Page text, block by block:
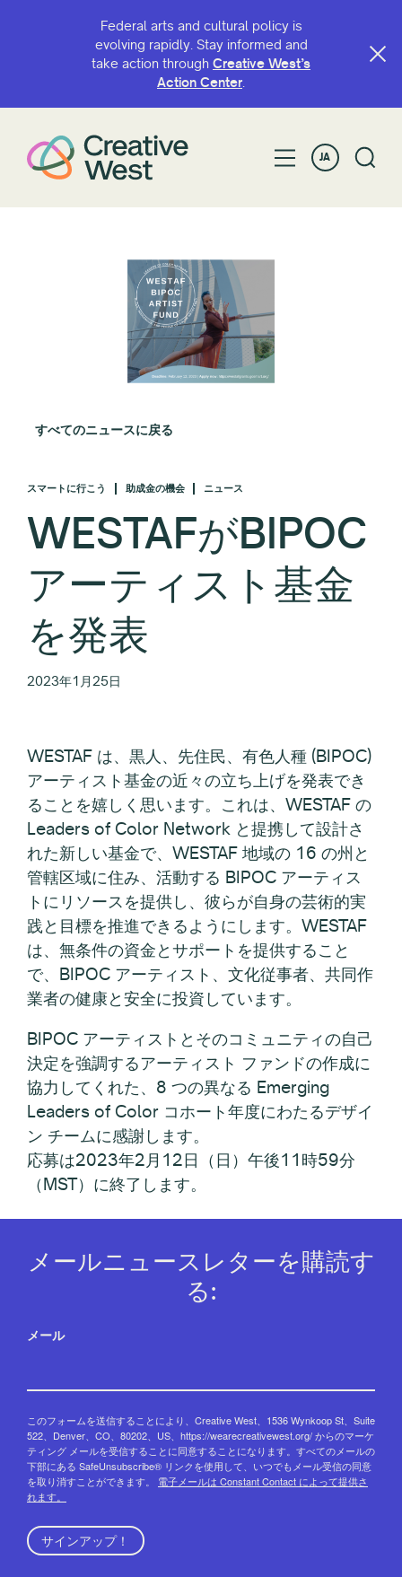
Federal arts and cultural policy is
evolving rapidly. Stay informed and
take action through Creative West’s
Action Center.
JA
すべてのニュースに戻る
スマートに行こう 助成金の機会 ニュース
WESTAFがBIPOC
アーティスト基金
を発表
2023年1月25日
WESTAF は、黒人、先住民、有色人種 (BIPOC)
アーティスト基金の近々の立ち上げを発表でき
ることを嬉しく思います。これは、WESTAF の
Leaders of Color Network と提携して設計さ
れた新しい基金で、WESTAF 地域の 16 の州と
管轄区域に住み、活動する BIPOC アーティス
トにリソースを提供し、彼らが自身の芸術的実
践と目標を推進できるようにします。WESTAF
は、無条件の資金とサポートを提供すること
で、BIPOC アーティスト、文化従事者、共同作
業者の健康と安全に投資しています。
BIPOC アーティストとそのコミュニティの自己
決定を強調するアーティスト ファンドの作成に
協力してくれた、8 つの異なる Emerging
Leaders of Color コホート年度にわたるデザイ
ン チームに感謝します。
応募は2023年2月12日（日）午後11時59分
（MST）に終了します。
メールニュースレターを購読す
る:
メール
このフォームを送信することにより、Creative West、1536 Wynkoop St、Suite
522、Denver、CO、80202、US、https://wearecreativewest.org/ からのマーケ
ティング メールを受信することに同意することになります。すべてのメールの
下部にある SafeUnsubscribe® リンクを使用して、いつでもメール受信の同意
を取り消すことができます。 電子メールは Constant Contact によって提供さ
れます。
サインアップ！